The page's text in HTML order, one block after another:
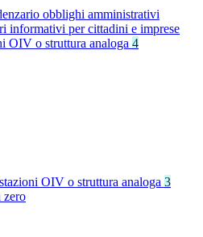
obblighi amministrativi
informativi per cittadini e imprese
OIV o struttura analoga 4
OIV o struttura analoga 3
zero